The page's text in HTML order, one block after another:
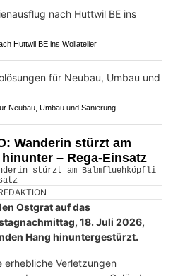
Huttwil BE ins Wollatelier
Neubau, Umbau und Sanierung
Wanderin stürzt am
– Rega-Einsatz
Ostgrat auf das
18. Juli 2026,
Hang hinuntergestürzt.
erhebliche Verletzungen